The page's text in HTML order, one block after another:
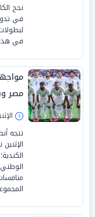
نجح
في
في هذا
مصر
الإثنين 22/يونيو/
تتجه